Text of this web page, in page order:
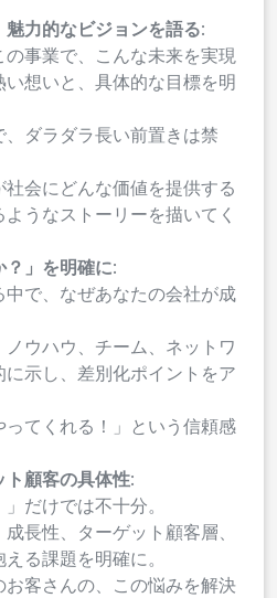
力的なビジョンを語る:
事業で、こんな未来を実現
い想いと、具体的な目標を明
ダラダラ長い前置きは禁
会にどんな価値を提供する
うなストーリーを描いてく
？」を明確に:
で、なぜあなたの会社が成
ウハウ、チーム、ネットワ
示し、差別化ポイントをア
ってくれる！」という信頼感
ト顧客の具体性:
だけでは不十分。
長性、ターゲット顧客層、
る課題を明確に。
お客さんの、この悩みを解決